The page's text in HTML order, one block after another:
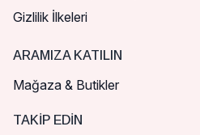
Gizlilik İlkeleri
ARAMIZA KATILIN
Mağaza & Butikler
TAKIP EDIN